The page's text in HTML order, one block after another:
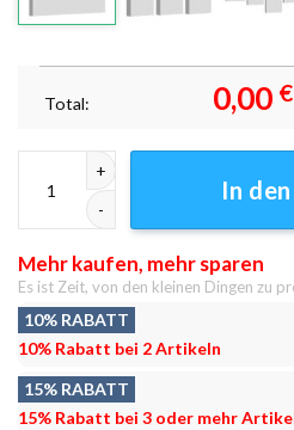
Total: 0,00 €
In
Mehr kaufen, mehr sparen
Es ist Zeit, von den kleinen Dingen zu
10% RABATT
10% Rabatt bei 2 Artikeln
15% RABATT
15% Rabatt bei 3 oder mehr